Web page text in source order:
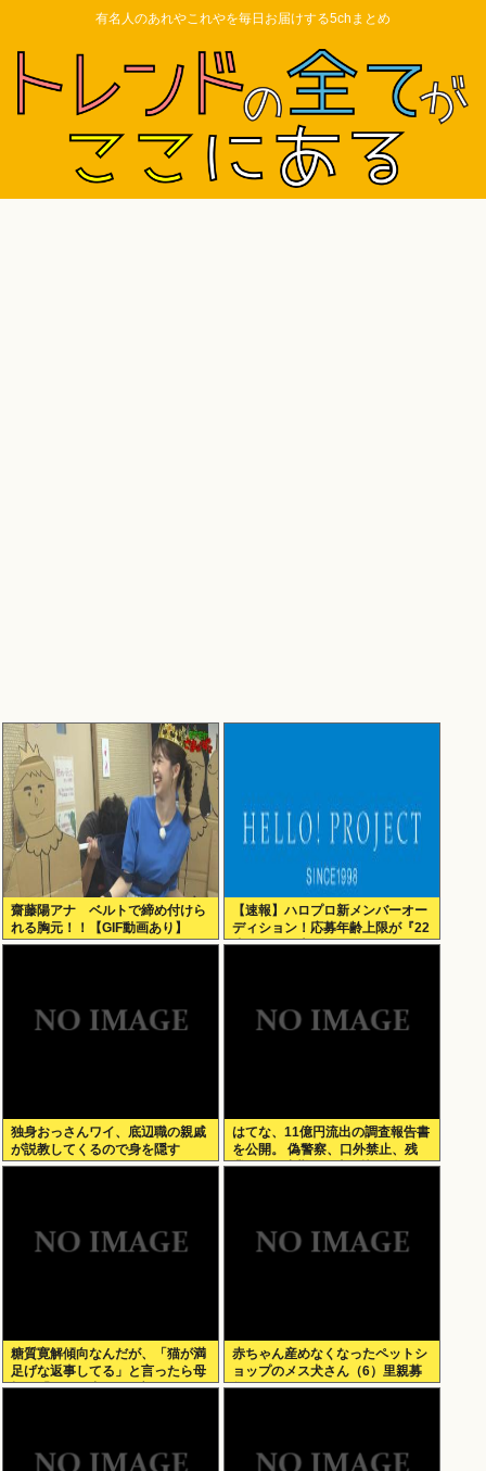
有名人のあれやこれやを毎日お届けする5chまとめ
齋藤陽アナ ベルトで締め付けら
れる胸元！！【GIF動画あり】
【速報】ハロプロ新メンバーオー
ディション！応募年齢上限が『22
歳』に引き上げられる
独身おっさんワイ、底辺職の親戚
が説教してくるので身を隠す
はてな、11億円流出の調査報告書
を公開。 偽警察、口外禁止、残
業・休日出勤200時間越、孤
糖質寛解傾向なんだが、「猫が満
足げな返事してる」と言ったら母
親に「お気の毒w」と言われた
赤ちゃん産めなくなったペットシ
ョップのメス犬さん（6）里親募
集されてしまうwww